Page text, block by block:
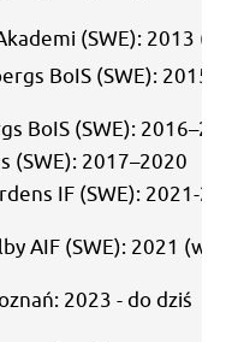
(SWE): 2013
BoIS (SWE): 2015
BoIS (SWE):
(SWE): 2017–2020
IF (SWE): 2021-
AIF (SWE): 2021
2023 - do dziś